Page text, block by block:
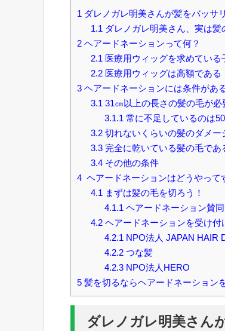
1 ダレノガレ明美さんが髪をバッサ
1.1 ダレノガレ明美さん、実は髪
2 ヘアードネーションって何？
2.1 医療用ウィッグを求めている
2.2医療用ウィッグは高額である
3 ヘアードネーションには条件があ
3.1 31㎝以上の長さの髪の毛が必
3.1.1 常に不足しているのは
3.2切れないくらいの髪のダメー
3.3完全に乾いている髪の毛であ
3.4その他の条件
4 ヘアードネーションはどうやって
4.1 まずは髪の毛を切ろう！
4.1.1 ヘアードネーション賛
4.2ヘアードネーションを受け付
4.2.1 NPO法人 JAPAN HAIR
4.2.2つな髪
4.2.3NPO法人HERO
5 髪を切るならヘアードネーション
ダレノガレ明美さん